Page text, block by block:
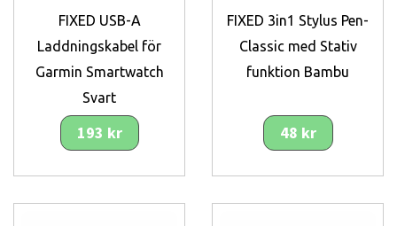
FIXED USB-A
Laddningskabel för
Garmin Smartwatch
Svart
193 kr
FIXED 3in1 Stylus Pen-
Classic med Stativ
funktion Bambu
48 kr